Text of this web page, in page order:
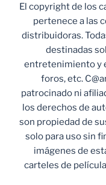
El copyright de los
pertenece a las
distribuidoras.
destinadas
entretenimiento y
foros, etc.
patrocinado ni
los derechos de
son propiedad de
solo para uso sin
imágenes de
carteles de